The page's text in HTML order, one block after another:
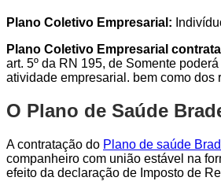
Plano Coletivo Empresarial:
Plano Coletivo Empresarial
art. 5º da RN 195, de Somente
atividade empresarial. bem como
O Plano de Saúde
A contratação do Plano de saúde
companheiro com união estável na
efeito da declaração de Imposto de